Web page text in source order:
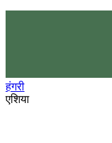
हंगरी
एशिया